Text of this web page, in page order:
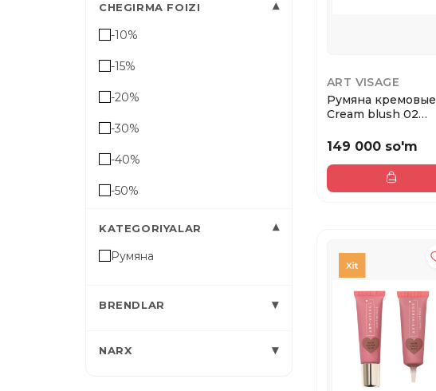
CHEGIRMA FOIZI ▾
-10%
-15%
-20%
-30%
-40%
-50%
KATEGORIYALAR ▾
Румяна
BRENDLAR ▾
NARX ▾
ART VISAGE
Румяна кремовые
Сream blush 02
149 000 so'm